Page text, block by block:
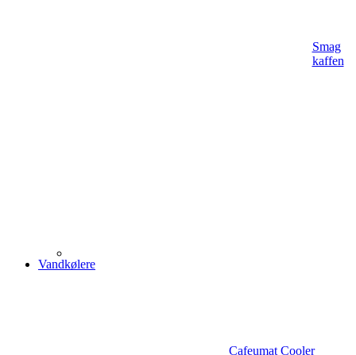
Smag
kaffen
Vandkølere
Cafeumat Cooler